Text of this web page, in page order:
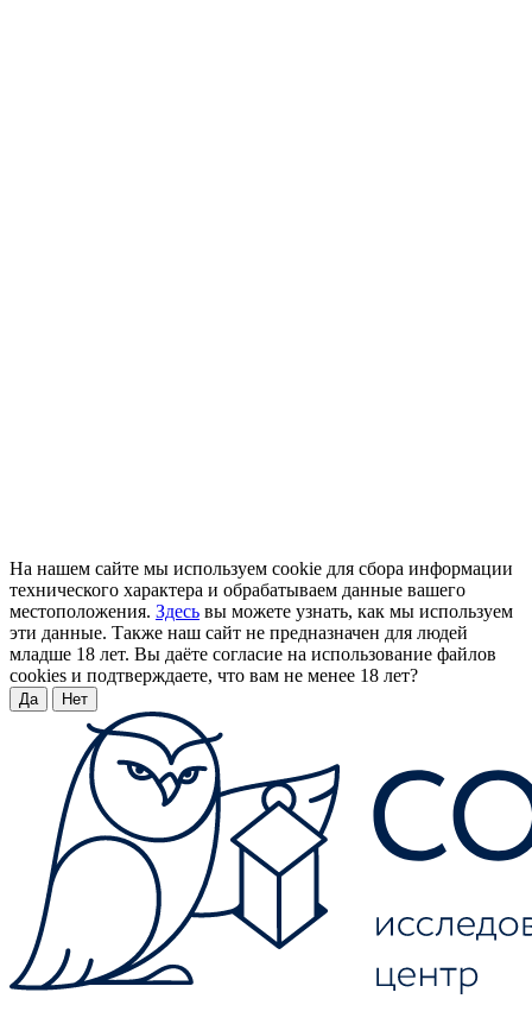
На нашем сайте мы используем cookie для сбора информации
технического характера и обрабатываем данные вашего
местоположения. Здесь вы можете узнать, как мы используем
эти данные. Также наш сайт не предназначен для людей
младше 18 лет. Вы даёте согласие на использование файлов
cookies и подтверждаете, что вам не менее 18 лет?
Да Нет